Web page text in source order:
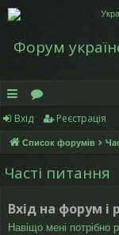
Форум
в
и
дк
й
о
ру
м
Вхід Реєстрація
Список форумів
Часті питання
Вхід на форум і
Навіщо мені потрібно